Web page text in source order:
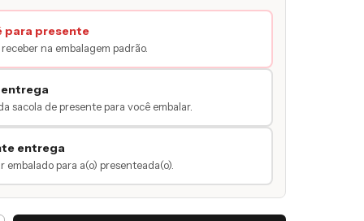
para presente
na embalagem padrão.
sacola de presente para você embalar.
entrega
embalado para a(o) presenteada(o).